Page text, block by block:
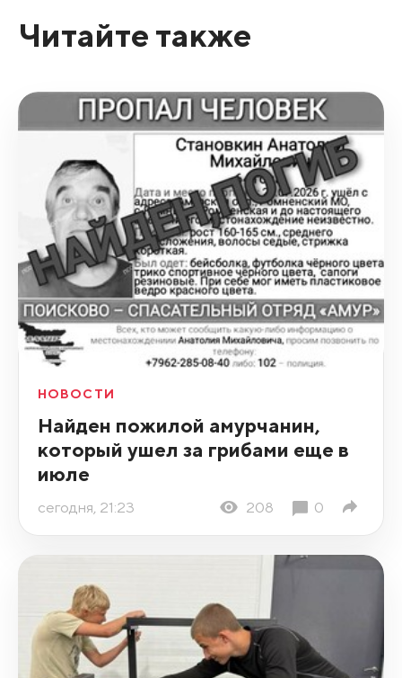
Читайте также
НОВОСТИ
Найден пожилой амурчанин,
который ушел за грибами еще в
июле
сегодня, 21:23 208 0